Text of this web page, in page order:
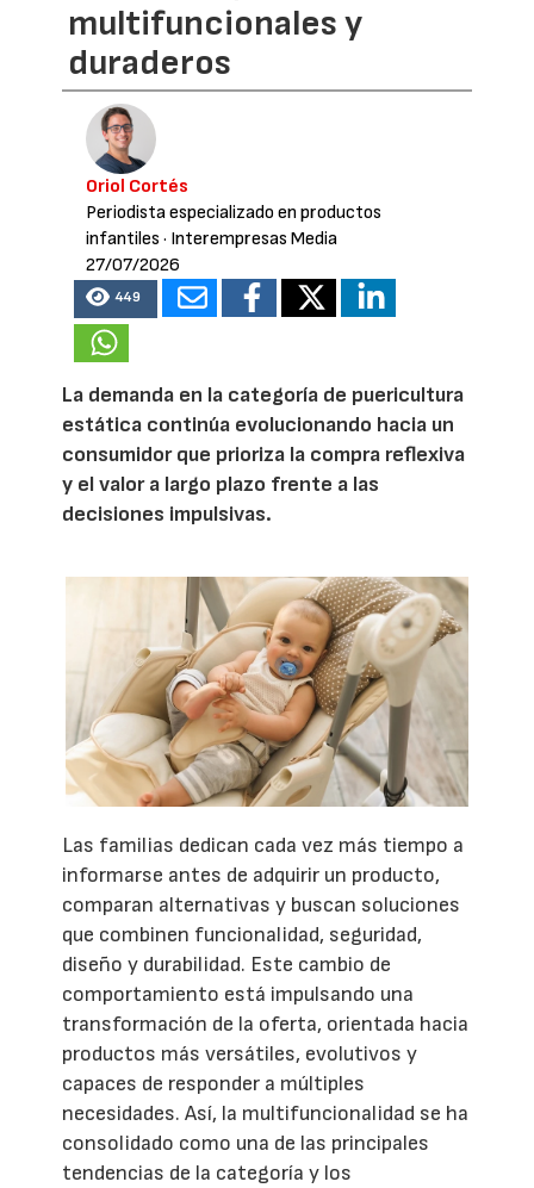
multifuncionales y
duraderos
Oriol Cortés
Periodista especializado en productos
infantiles · Interempresas Media
27/07/2026
449
La demanda en la categoría de puericultura
estática continúa evolucionando hacia un
consumidor que prioriza la compra reflexiva
y el valor a largo plazo frente a las
decisiones impulsivas.
Las familias dedican cada vez más tiempo a
informarse antes de adquirir un producto,
comparan alternativas y buscan soluciones
que combinen funcionalidad, seguridad,
diseño y durabilidad. Este cambio de
comportamiento está impulsando una
transformación de la oferta, orientada hacia
productos más versátiles, evolutivos y
capaces de responder a múltiples
necesidades. Así, la multifuncionalidad se ha
consolidado como una de las principales
tendencias de la categoría y los